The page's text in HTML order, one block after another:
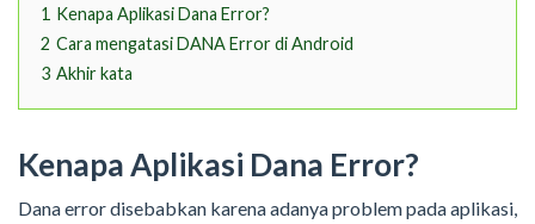
1 Kenapa Aplikasi Dana Error?
2 Cara mengatasi DANA Error di Android
3 Akhir kata
Kenapa Aplikasi Dana Error?
Dana error disebabkan karena adanya problem pada aplikasi,